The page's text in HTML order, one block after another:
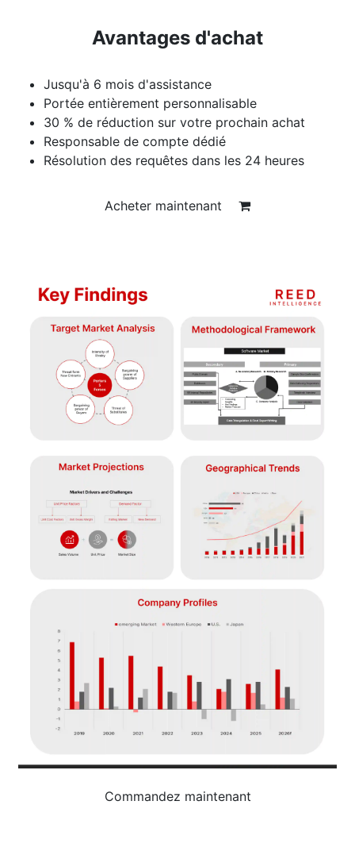
Avantages d'achat
Jusqu'à 6 mois d'assistance
Portée entièrement personnalisable
30 % de réduction sur votre prochain achat
Responsable de compte dédié
Résolution des requêtes dans les 24 heures
Acheter maintenant
Commandez maintenant